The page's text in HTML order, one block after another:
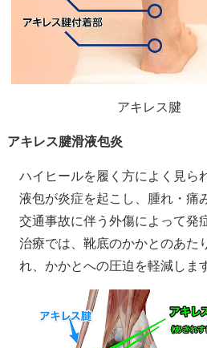
アキレス腱
アキレス腱滑液包炎
ハイヒールを履く方によく見ら
液包が炎症を起こし、腫れ・痛
交通事故に伴う外傷によって発
治療では、靴底のかかとのあた
れ、かかとへの圧迫を軽減しま